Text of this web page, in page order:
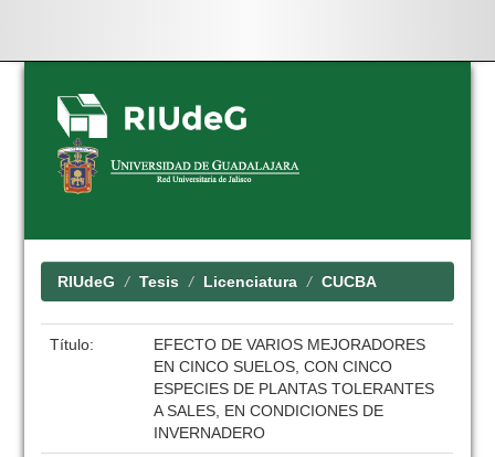
Skip
navigation
RIUdeG Tesis Licenciatura CUCBA
Título:
EFECTO DE VARIOS MEJORADORES
EN CINCO SUELOS, CON CINCO
ESPECIES DE PLANTAS TOLERANTES
A SALES, EN CONDICIONES DE
INVERNADERO